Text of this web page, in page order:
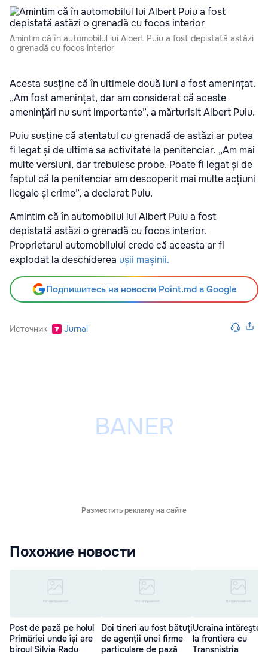
Amintim că în automobilul lui Albert Puiu a fost depistată astăzi
o grenadă cu focos interior
Acesta susține că în ultimele două luni a fost amenințat.
„Am fost amenințat, dar am considerat că aceste
amenințări nu sunt importante”, a mărturisit Albert Puiu.
Puiu susține că atentatul cu grenadă de astăzi ar putea
fi legat și de ultima sa activitate la penitenciar. „Am mai
multe versiuni, dar trebuiesc probe. Poate fi legat și de
faptul că la penitenciar am descoperit mai multe acțiuni
ilegale și crime”, a declarat Puiu.
Amintim că în automobilul lui Albert Puiu a fost
depistată astăzi o grenadă cu focos interior.
Proprietarul automobilului crede că aceasta ar fi
explodat la deschiderea ușii mașinii.
Подпишитесь на новости Point.md в Google
Источник Jurnal
Разместить рекламу на сайте
Похожие новости
Post de pază pe holul
Primăriei unde își are
biroul Silvia Radu
Doi tineri au fost bătuți
de agenţii unei firme
particulare de pază
Ucraina întăreşte
la frontiera cu
Transnistria